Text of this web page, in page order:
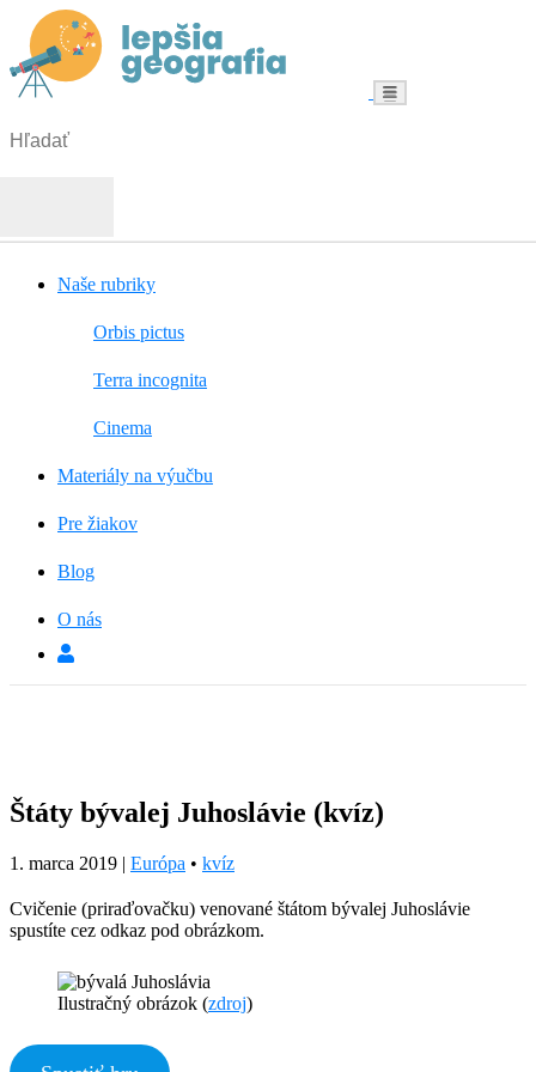
Menu
Naše rubriky
Orbis pictus
Terra incognita
Cinema
Materiály na výučbu
Pre žiakov
Blog
O nás
Štáty bývalej Juhoslávie (kvíz)
1. marca 2019 | Európa • kvíz
Cvičenie (priraďovačku) venované štátom bývalej Juhoslávie
spustíte cez odkaz pod obrázkom.
Ilustračný obrázok (zdroj)